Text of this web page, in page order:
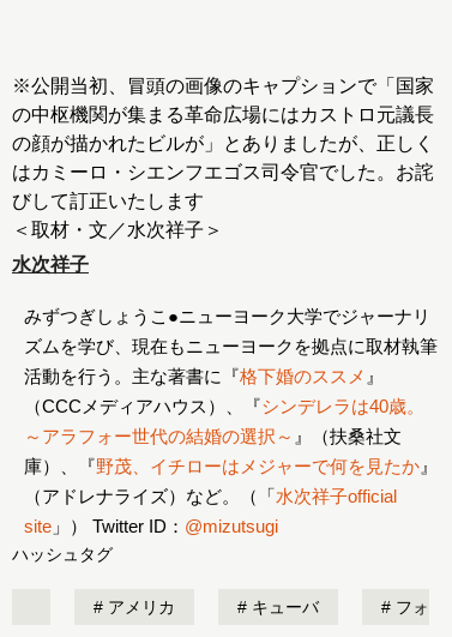
※公開当初、冒頭の画像のキャプションで「国家
の中枢機関が集まる革命広場にはカストロ元議長
の顔が描かれたビルが」とありましたが、正しく
はカミーロ・シエンフエゴス司令官でした。お詫
びして訂正いたします
＜取材・文／水次祥子＞
水次祥子
みずつぎしょうこ●ニューヨーク大学でジャーナリ
ズムを学び、現在もニューヨークを拠点に取材執筆
活動を行う。主な著書に『格下婚のススメ 』
（CCCメディアハウス）、『シンデレラは40歳。
～アラフォー世代の結婚の選択～ 』（扶桑社文
庫）、『野茂、イチローはメジャーで何を見たか 』
（アドレナライズ）など。（「水次祥子official
site 」） Twitter ID： @mizutsugi
ハッシュタグ
アメリカ キューバ フォ